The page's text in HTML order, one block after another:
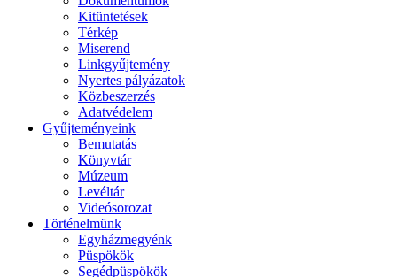
Kitüntetések
Térkép
Miserend
Linkgyűjtemény
Nyertes pályázatok
Közbeszerzés
Adatvédelem
Gyűjteményeink
Bemutatás
Könyvtár
Múzeum
Levéltár
Videósorozat
Történelmünk
Egyházmegyénk
Püspökök
Segédpüspökök